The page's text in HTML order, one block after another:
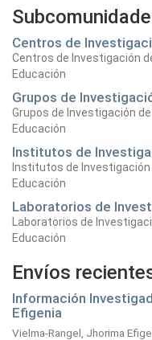
Centros de
Centros de Investigación
Educación
Grupos de
Grupos de Investigación
Educación
Institutos de
Institutos de
Educación
Laboratorios de
Laboratorios de
Educación
Envíos
Información
Efigenia
Vielma-Rangel, Jhorima